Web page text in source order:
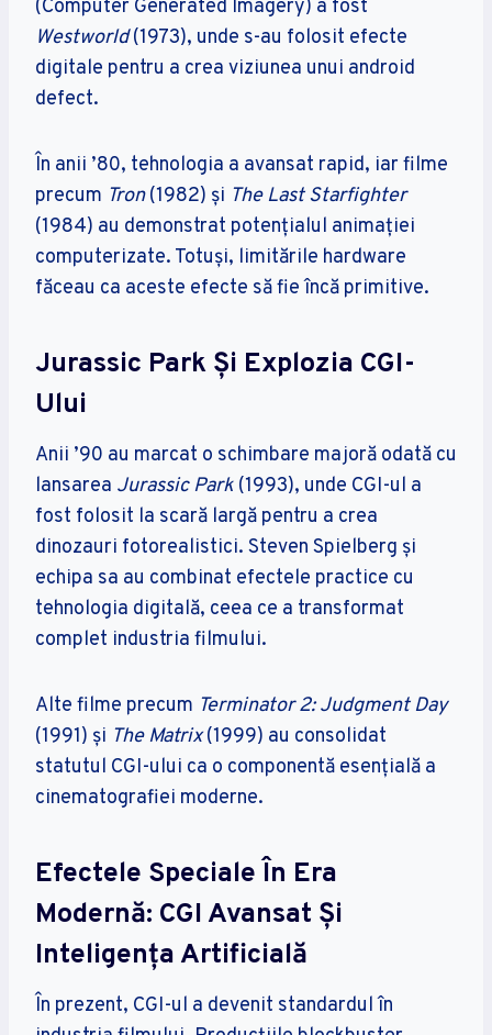
(Computer Generated Imagery) a fost
Westworld(1973), unde s-au folosit efecte
digitale pentru a crea viziunea unui android
defect.
În anii ’80, tehnologia a avansat rapid, iar filme
precum Tron(1982) și The Last Starfighter
(1984) au demonstrat potențialul animației
computerizate. Totuși, limitările hardware
făceau ca aceste efecte să fie încă primitive.
Jurassic Park Și Explozia CGI-
Ului
Anii ’90 au marcat o schimbare majoră odată cu
lansarea Jurassic Park (1993), unde CGI-ul a
fost folosit la scară largă pentru a crea
dinozauri fotorealistici. Steven Spielberg și
echipa sa au combinat efectele practice cu
tehnologia digitală, ceea ce a transformat
complet industria filmului.
Alte filme precum Terminator 2: Judgment Day
(1991) și The Matrix(1999) au consolidat
statutul CGI-ului ca o componentă esențială a
cinematografiei moderne.
Efectele Speciale În Era
Modernă: CGI Avansat Și
Inteligența Artificială
În prezent, CGI-ul a devenit standardul în